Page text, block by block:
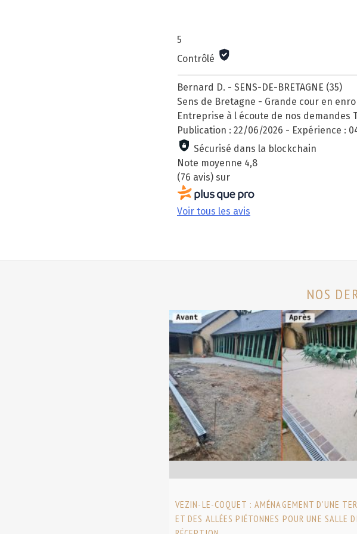
5
Contrôlé
Bernard D. - SENS-DE-BRETAGNE (35)
Sens de Bretagne - Grande cour en
Entreprise à l écoute de nos demandes
Publication : 22/06/2026 - Expérience :
Sécurisé dans la blockchain
Note moyenne 4,8
(76 avis) sur
Voir tous les avis
NOS
VEZIN-LE-COQUET : AMÉNAGEMENT D’UNE
ET DES ALLÉES PIÉTONNES POUR UNE SALLE